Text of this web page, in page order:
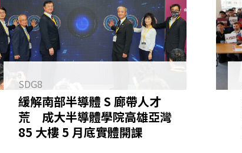
SDG8
緩解南部半導體 S 廊帶人才
荒 成大半導體學院高雄亞灣
85 大樓 5 月底實體開課